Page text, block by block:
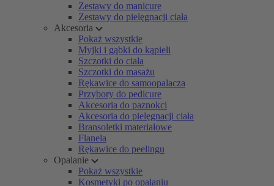
Zestawy do manicure
Zestawy do pielęgnacji ciała
Akcesoria
Pokaż wszystkie
Myjki i gąbki do kąpieli
Szczotki do ciała
Szczotki do masażu
Rękawice do samoopalacza
Przybory do pedicure
Akcesoria do paznokci
Akcesoria do pielęgnacji ciała
Bransoletki materiałowe
Flanela
Rękawice do peelingu
Opalanie
Pokaż wszystkie
Kosmetyki po opalaniu